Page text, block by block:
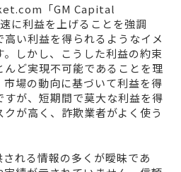
「GM Capital
に利益を上げることを強調
い利益を得られるようなイメ
しかし、こうした利益の約束
んど実現不可能であることを理
場の動向に基づいて利益を得
が、短期間で莫大な利益を得
が高く、詐欺業者がよく使う
れる情報の多くが曖昧であ